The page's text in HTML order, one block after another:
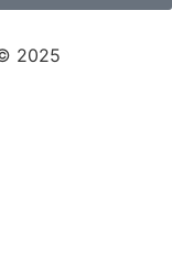
2025